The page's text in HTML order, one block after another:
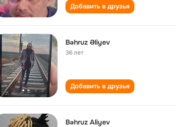
Добавить в друзья
Bəhruz Əliyev
36 лет
Добавить в друзья
Bəhruz Aliyev